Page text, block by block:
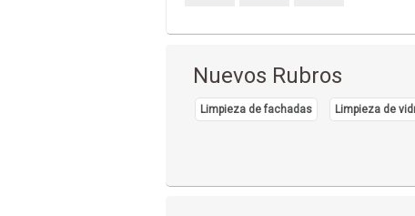
Nuevos Rubros
Limpieza de fachadas Limpieza de